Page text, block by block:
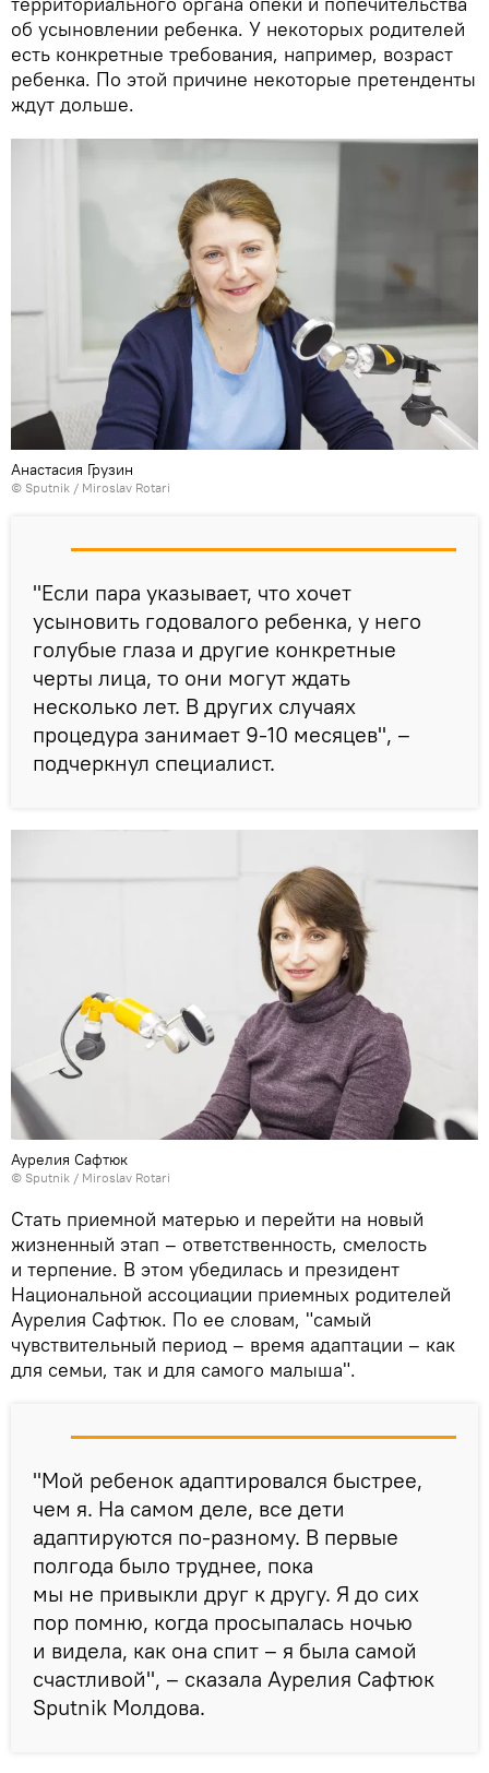
об усыновлении ребенка. У некоторых родителей
есть конкретные требования, например, возраст
ребенка. По этой причине некоторые претенденты
ждут дольше.
Анастасия Грузин
© Sputnik / Miroslav Rotari
"Если пара указывает, что хочет
усыновить годовалого ребенка, у него
голубые глаза и другие конкретные
черты лица, то они могут ждать
несколько лет. В других случаях
процедура занимает 9-10 месяцев", –
подчеркнул специалист.
Аурелия Сафтюк
© Sputnik / Miroslav Rotari
Стать приемной матерью и перейти на новый
жизненный этап – ответственность, смелость
и терпение. В этом убедилась и президент
Национальной ассоциации приемных родителей
Аурелия Сафтюк. По ее словам, "самый
чувствительный период – время адаптации – как
для семьи, так и для самого малыша".
"Мой ребенок адаптировался быстрее,
чем я. На самом деле, все дети
адаптируются по-разному. В первые
полгода было труднее, пока
мы не привыкли друг к другу. Я до сих
пор помню, когда просыпалась ночью
и видела, как она спит – я была самой
счастливой", – сказала Аурелия Сафтюк
Sputnik Молдова.